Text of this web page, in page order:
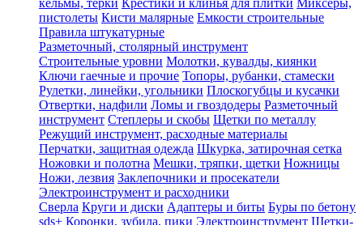
кельмы, терки Крестики и клинья для плитки Миксеры,
пистолеты Кисти малярные Емкости строительные
Правила штукатурные
Разметочный, столярный инструмент
Строительные уровни Молотки, кувалды, киянки
Ключи гаечные и прочие Топоры, рубанки, стамески
Рулетки, линейки, угольники Плоскогубцы и кусачки
Отвертки, надфили Ломы и гвоздодеры Разметочный
инструмент Степлеры и скобы Щетки по металлу
Режущий инструмент, расходные материалы
Перчатки, защитная одежда Шкурка, затирочная сетка
Ножовки и полотна Мешки, тряпки, щетки Ножницы
Ножи, лезвия Заклепочники и просекатели
Электроинструмент и расходники
Сверла Круги и диски Адаптеры и биты Буры по бетону
sds+ Коронки, зубила, пики Электроинструмент Щетки-